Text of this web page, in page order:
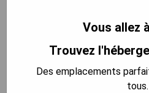
L'Axis Porto Business &
situé à proximité du
Vous allez
Trouvez
Des emplacements
tous.